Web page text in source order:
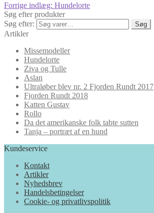
Forrige indlæg: Hundelorte
Søg efter produkter
Søg efter:
Søg
Artikler
Missemodeller
Hundelorte
Ziva og Tulle
Aslan
Ultraløber blev nr. 2 Fjorden Rundt 2017
Fjorden Rundt 2018
Katten Gustav
Rollo
Da det amerikanske folk tabte sutten
Tanja – portræt af en hund
Kundeservice
Kontakt
Artikler
Nyhedsbrev
Handelsbetingelser
Cookie- og privatlivspolitik